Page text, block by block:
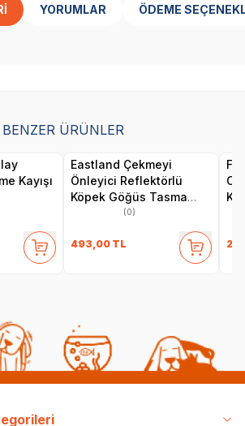
YORUMLAR ÖDEME
BENZER ÜRÜNLER
Kayışı
Eastland Çekmeyi
Önleyici Reflektörlü
Köpek Göğüs Tasma
2,5x65-80 Cm
(0)
493,00 TL